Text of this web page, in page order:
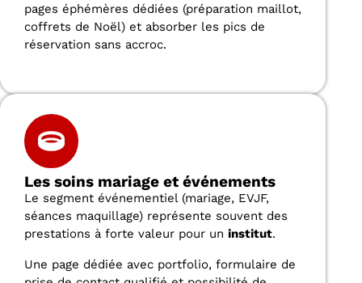
pages éphémères dédiées (préparation maillot,
coffrets de Noël) et absorber les pics de
réservation sans accroc.
Les soins mariage et événements
Le segment événementiel (mariage, EVJF,
séances maquillage) représente souvent des
prestations à forte valeur pour un institut.
Une page dédiée avec portfolio, formulaire de